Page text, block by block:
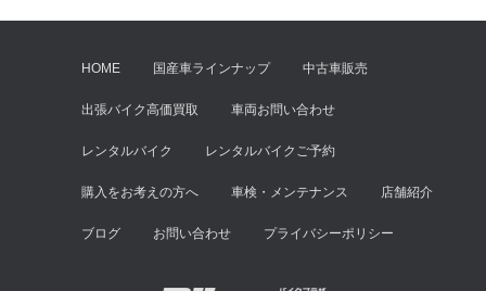
HOME 国産車ラインナップ 中古車販売
出張バイク高価買取 車両お問い合わせ
レンタルバイク レンタルバイクご予約
購入をお考えの方へ 車検・メンテナンス 店舗紹介
ブログ お問い合わせ プライバシーポリシー